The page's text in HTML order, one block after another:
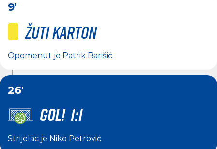
9'
Žuti karton
Opomenut je Patrik Barišić.
26'
GOL! 1:1
Strijelac je Niko Petrović.